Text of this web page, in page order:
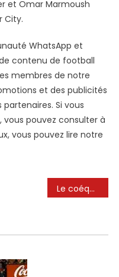
et Omar Marmoush
City.
WhatsApp et
contenu de football
membres de notre
et des publicités
Si vous
pouvez consulter à
vous pouvez lire notre
Le coéquipier de Lionel Messi fait face à une tentative de vol, mais les cambrioleurs ne volent rien à cause de …..